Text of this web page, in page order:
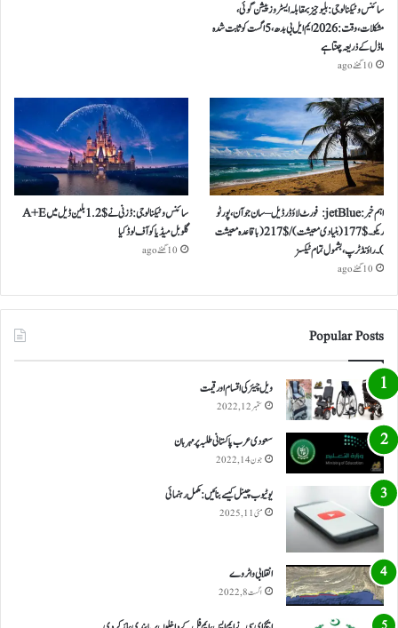
سائنس و ٹیکنالوجی: بلیو جیز بمقابلہ ایسٹروز پیشن گوئی،
مشکلات، وقت: 2026 ایم ایل بی بدھ، 5 اگست کو ثابت شدہ
ماڈل کے ذریعہ چنتا ہے
10 گھنٹے ago
اہم خبر: jetBlue: فورٹ لاؤڈرڈیل – سان جوآن، پورٹو
ریکو ۔ $ 177 (بنیادی معیشت) / $ 217 (باقاعدہ معیشت
)۔ راؤنڈ ٹرپ، بشمول تمام ٹیکسز
10 گھنٹے ago
سائنس و ٹیکنالوجی: ڈزنی نے $ 1.2 بلین ڈیل میں A+E
گلوبل میڈیا کو آف لوڈ کیا
10 گھنٹے ago
Popular Posts
ویل چیئر کی اقسام اور قیمت
ستمبر 12, 2022
سعودی عرب پاکستانی طلبہ پر مہربان
جون 14, 2022
یوٹیوب چینل کیسے بنائیں: مکمل رہنمائی
مئی 11, 2025
انقلابی واٹر وے
اگست 8, 2022